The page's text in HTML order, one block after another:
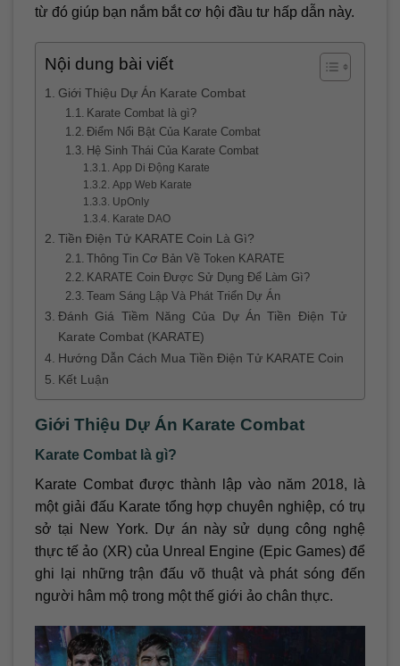
từ đó giúp bạn nắm bắt cơ hội đầu tư hấp dẫn này.
Nội dung bài viết
Giới Thiệu Dự Án Karate Combat
Karate Combat là gì?
Điểm Nổi Bật Của Karate Combat
Hệ Sinh Thái Của Karate Combat
App Di Động Karate
App Web Karate
UpOnly
Karate DAO
Tiền Điện Tử KARATE Coin Là Gì?
Thông Tin Cơ Bản Về Token KARATE
KARATE Coin Được Sử Dụng Để Làm Gì?
Team Sáng Lập Và Phát Triển Dự Án
Đánh Giá Tiềm Năng Của Dự Án Tiền Điện Tử
Karate Combat (KARATE)
Hướng Dẫn Cách Mua Tiền Điện Tử KARATE Coin
Kết Luận
Giới Thiệu Dự Án Karate Combat
Karate Combat là gì?
Karate Combat được thành lập vào năm 2018, là
một giải đấu Karate tổng hợp chuyên nghiệp, có trụ
sở tại New York. Dự án này sử dụng công nghệ
thực tế ảo (XR) của Unreal Engine (Epic Games) để
ghi lại những trận đấu võ thuật và phát sóng đến
người hâm mộ trong một thế giới ảo chân thực.